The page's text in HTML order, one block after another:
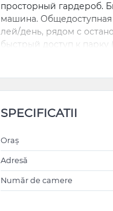
просторный гардероб.
машина. Общедоступная
лей/день, рядом с
быстрый доступ к
SPECIFICATII
Oraș
Adresă
Număr de camere